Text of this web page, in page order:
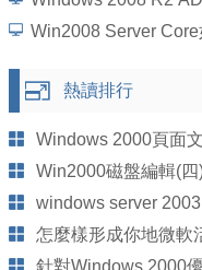
熱讀排行
Windows 2000頁面
Win2000磁盤編輯(四
windows server
怎麼樣形成你地微軟
針對Windows 2000